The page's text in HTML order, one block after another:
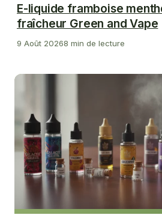
E-liquide framboise
fraîcheur Green and Vape
9 Août 20268 min de lecture